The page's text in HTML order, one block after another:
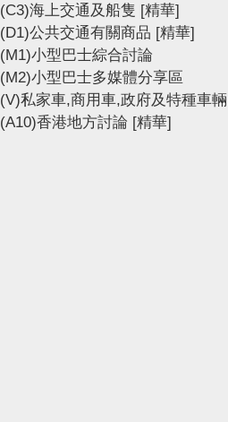
(C3)海上交通及船隻 [精華]
(D1)公共交通有關商品 [精華]
(M1)小型巴士綜合討論
(M2)小型巴士多媒體分享區
(V)私家車,商用車,政府及特種車輛
(A10)香港地方討論 [精華]